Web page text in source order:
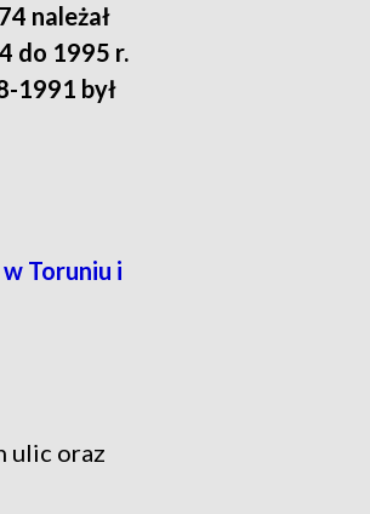
należał
do 1995 r.
1991 był
Toruniu i
ulic oraz